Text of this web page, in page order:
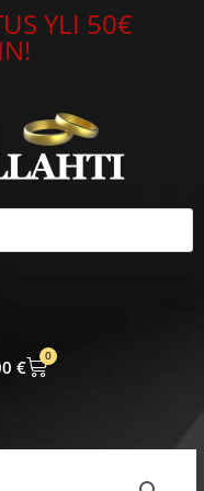
YLI 50€
€
0
CART